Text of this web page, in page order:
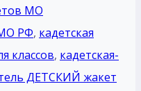
МО
РФ, кадетская
классов, кадетская-
ДЕТСКИЙ жакет